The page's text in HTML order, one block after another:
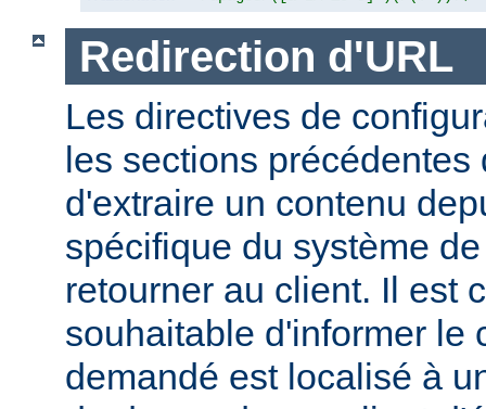
Redirection d'URL
Les directives de
les sections précédentes
d'extraire un contenu
spécifique du système
retourner au client. Il est
souhaitable d'informer le
demandé est localisé à